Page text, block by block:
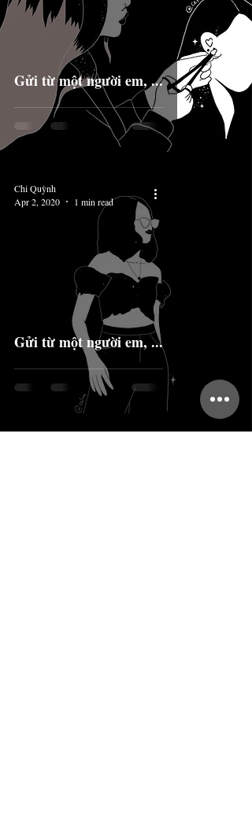
Gửi từ một người em, ...
Gửi từ một người em, ...
Chi Quỳnh
Apr 2, 2020
1 min read